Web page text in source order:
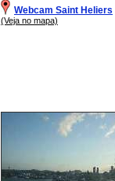
Webcam Saint Heliers
(Veja no mapa)